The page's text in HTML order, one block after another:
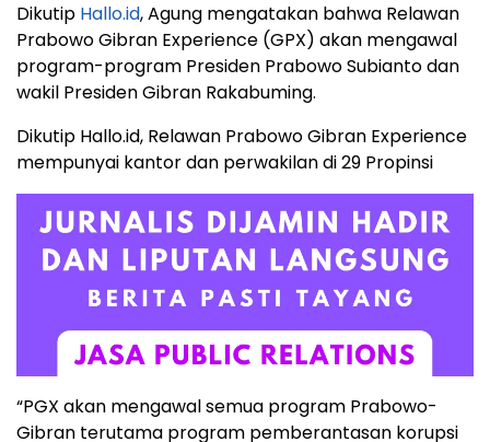
Dikutip Hallo.id, Agung mengatakan bahwa Relawan
Prabowo Gibran Experience (GPX) akan mengawal
program-program Presiden Prabowo Subianto dan
wakil Presiden Gibran Rakabuming.
Dikutip Hallo.id, Relawan Prabowo Gibran Experience
mempunyai kantor dan perwakilan di 29 Propinsi
“PGX akan mengawal semua program Prabowo-
Gibran terutama program pemberantasan korupsi